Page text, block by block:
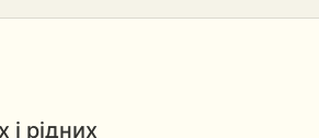
і рідних